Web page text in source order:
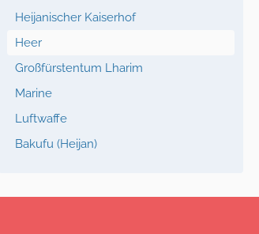
Heijanischer Kaiserhof
Heer
Großfürstentum Lharim
Marine
Luftwaffe
Bakufu (Heijan)